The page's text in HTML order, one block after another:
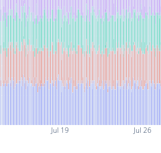
Jul 19 Jul 26